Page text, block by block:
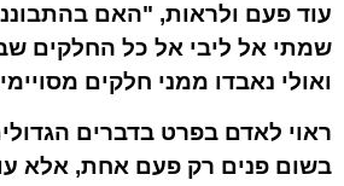
עוד פעם ולראות, "האם
שמתי אל ליבי אל כל החלקים
ואולי נאבדו ממני חלקים
ראוי לאדם בפרט בדברים
בשום פנים רק פעם אחת, אלא